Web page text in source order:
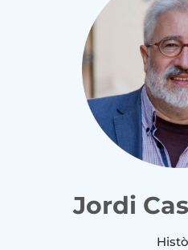
Jordi